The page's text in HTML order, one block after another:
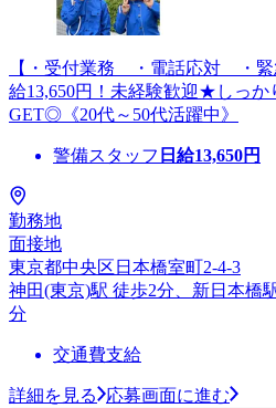
【・受付業務 ・電話応対 ・
給13,650円！未経験歓迎★しっか
GET◎《20代～50代活躍中》
警備スタッフ 日給13,650円
勤務地
面接地
東京都中央区日本橋室町2-4-3
神田(東京)駅 徒歩2分、新日本橋
分
交通費支給
詳細を見る 応募画面に進む